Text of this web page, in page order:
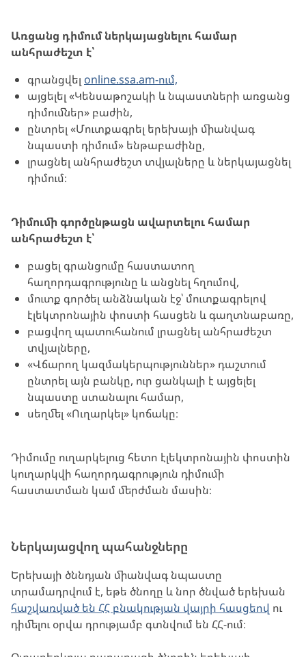
Առցանց դիմում ներկայացնելու համար
անհրաժեշտ է՝
գրանցվել online.ssa.am-ում,
այցելել «Կենսաթոշակի և նպաստների առցանց
դիմումներ» բաժին,
ընտրել «Մուտքագրել երեխայի միանվագ
նպաստի դիմում» ենթաբաժինը,
լրացնել անհրաժեշտ տվյալները և ներկայացնել
դիմում։
Դիմումի գործընթացն ավարտելու համար
անհրաժեշտ է՝
բացել գրանցումը հաստատող
հաղորդագրությունը և անցնել հղումով,
մուտք գործել անձնական էջ՝ մուտքագրելով
էլեկտրոնային փոստի հասցեն և գաղտնաբառը,
բացվող պատուհանում լրացնել անհրաժեշտ
տվյալները,
«Վճարող կազմակերպություններ» դաշտում
ընտրել այն բանկը, ուր ցանկալի է այցելել
նպաստը ստանալու համար,
սեղմել «Ուղարկել» կոճակը։
Դիմումը ուղարկելուց հետո էլեկտրոնային փոստին
կուղարկվի հաղորդագրություն դիմումի
հաստատման կամ մերժման մասին։
Ներկայացվող պահանջները
Երեխայի ծննդյան միանվագ նպաստը
տրամադրվում է, եթե ծնողը և նոր ծնված երեխան
հաշվառված են ՀՀ բնակության վայրի հասցեով ու
դիմելու օրվա դրությամբ գտնվում են ՀՀ-ում։